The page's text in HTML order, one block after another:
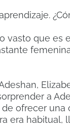
vasto que es
a
ofrecer
era habitual,